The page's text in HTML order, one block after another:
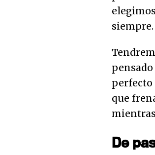
siempre.
perfecto
que
De